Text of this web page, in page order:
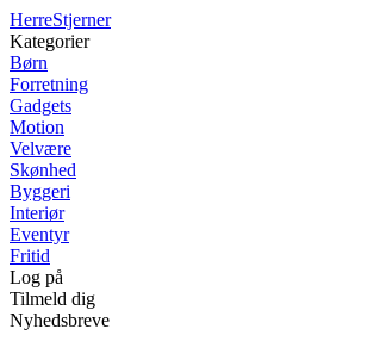
HerreStjerner
Kategorier
Børn
Forretning
Gadgets
Motion
Velvære
Skønhed
Byggeri
Interiør
Eventyr
Fritid
Log på
Tilmeld dig
Nyhedsbreve